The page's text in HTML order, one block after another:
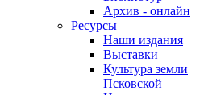
Архив - онлайн
Ресурсы
Наши издания
Выставки
Культура земли
Псковской